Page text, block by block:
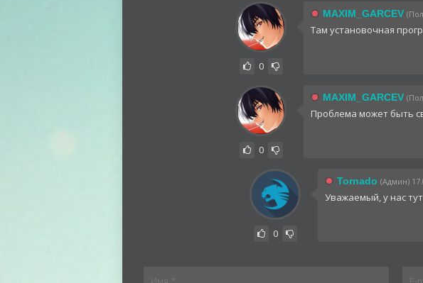
0
MAXIM_GARCEV
Там установочная
0
MAXIM_GARCEV
Проблема может быть
0
Tornado (Админ)
Уважаемый, у нас